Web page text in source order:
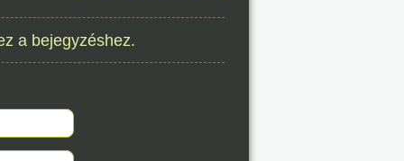
08.
a bejegyzéshez.